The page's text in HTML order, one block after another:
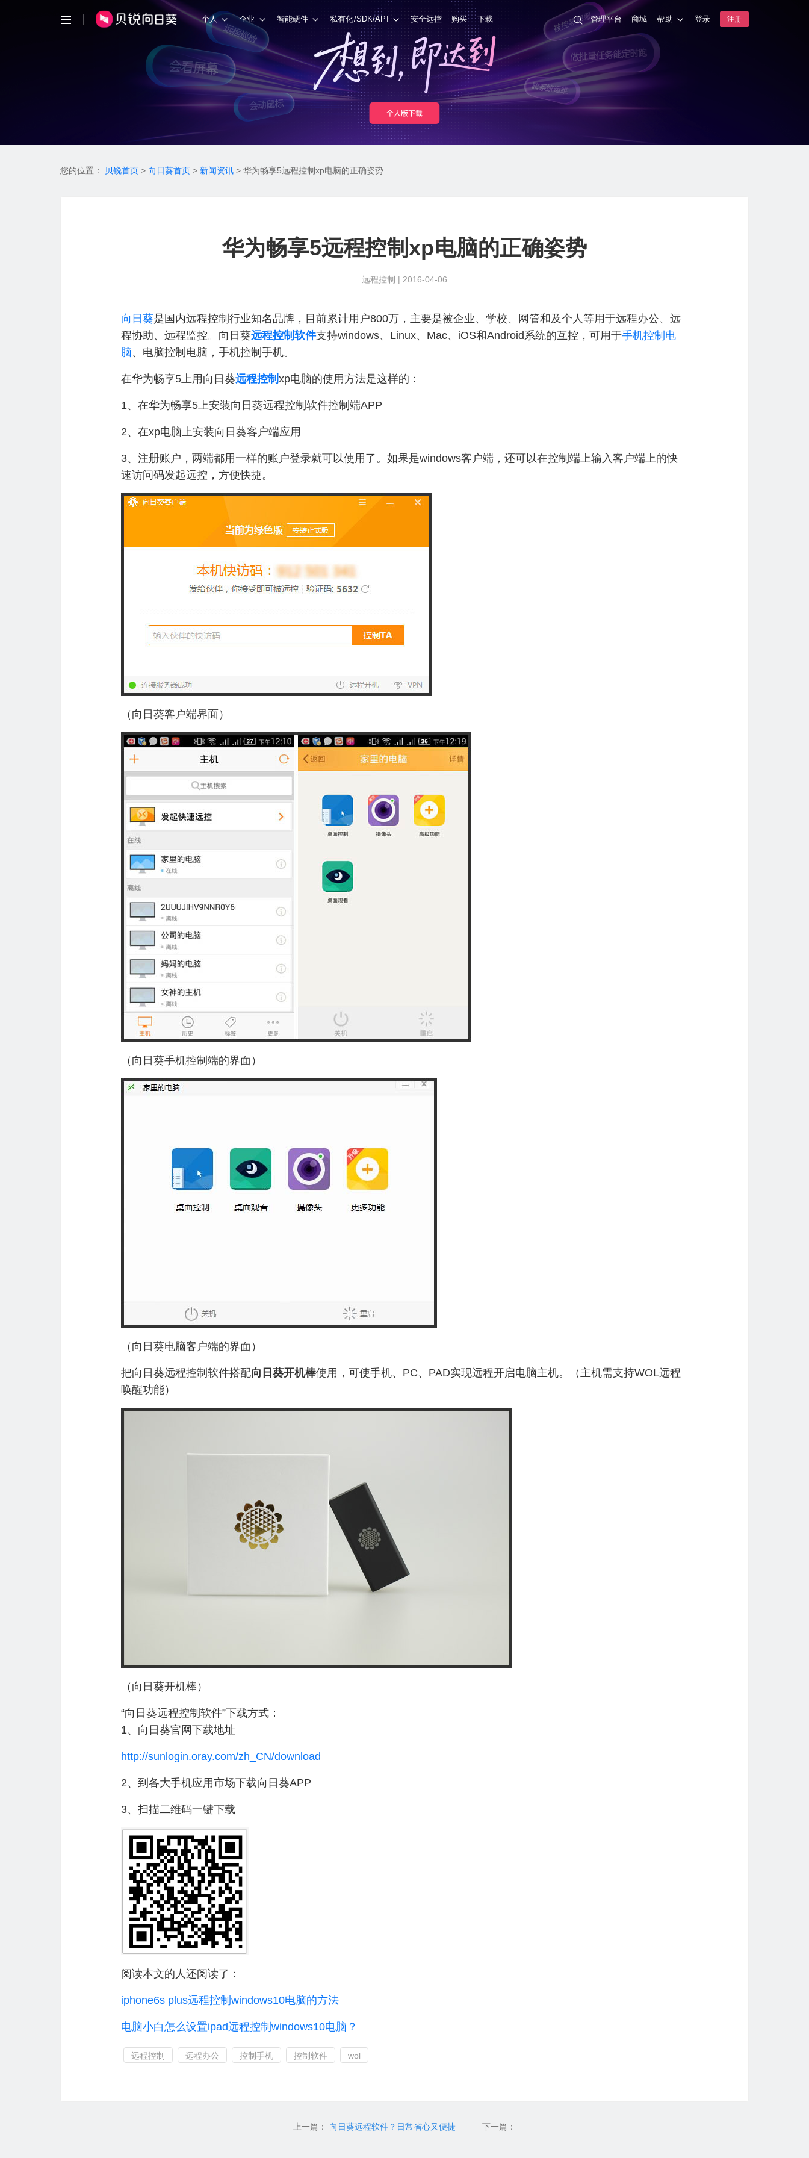
个人 企业 智能硬件 私有化/SDK/API 安全远控 购买 下载 管理平台 商城 帮助 登录 注册
您的位置： 贝锐首页 > 向日葵首页 > 新闻资讯 > 华为畅享5远程控制xp电脑的正确姿势
华为畅享5远程控制xp电脑的正确姿势
远程控制 | 2016-04-06
向日葵是国内远程控制行业知名品牌，目前累计用户800万，主要是被企业、学校、网管和及个人等用于远程办公、远
程协助、远程监控。向日葵远程控制软件支持windows、Linux、Mac、iOS和Android系统的互控，可用于手机控制电
脑、电脑控制电脑，手机控制手机。
在华为畅享5上用向日葵远程控制 xp电脑的使用方法是这样的：
1、在华为畅享5上安装向日葵远程控制软件控制端APP
2、在xp电脑上安装向日葵客户端应用
3、注册账户，两端都用一样的账户登录就可以使用了。如果是windows客户端，还可以在控制端上输入客户端上的快
速访问码发起远控，方便快捷。
（向日葵客户端界面）
（向日葵手机控制端的界面）
（向日葵电脑客户端的界面）
把向日葵远程控制软件搭配向日葵开机棒使用，可使手机、PC、PAD实现远程开启电脑主机。（主机需支持WOL远程
唤醒功能）
（向日葵开机棒）
“向日葵远程控制软件”下载方式：
1、向日葵官网下载地址
http://sunlogin.oray.com/zh_CN/download
2、到各大手机应用市场下载向日葵APP
3、扫描二维码一键下载
阅读本文的人还阅读了：
iphone6s plus远程控制windows10电脑的方法
电脑小白怎么设置ipad远程控制windows10电脑？
远程控制 远程办公 控制手机 控制软件 wol
上一篇： 向日葵远程软件？日常省心又便捷 下一篇：